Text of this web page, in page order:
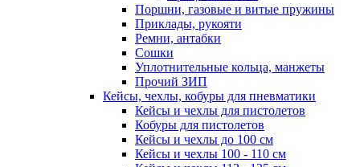
Поршни, газовые и витые пружины
Приклады, рукояти
Ремни, антабки
Сошки
Уплотнительные кольца, манжеты
Прочий ЗИП
Кейсы, чехлы, кобуры для пневматики
Кейсы и чехлы для пистолетов
Кобуры для пистолетов
Кейсы и чехлы до 100 см
Кейсы и чехлы 100 - 110 см